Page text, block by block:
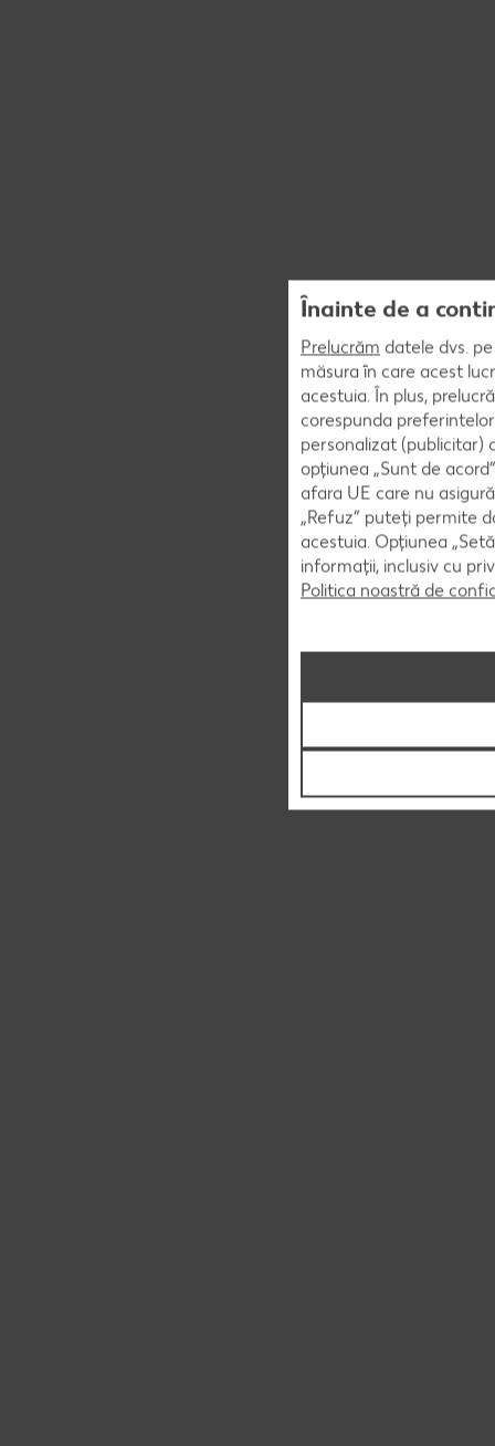
Înainte de a
Prelucrăm datele dvs.
măsura în care acest
acestuia. În plus,
corespunda
personalizat (publicitar)
opțiunea „Sunt de
afara UE care nu
„Refuz” puteți permite
acestuia. Opțiunea
informații, inclusiv cu
Politica noastră de